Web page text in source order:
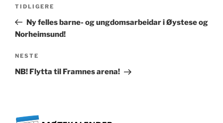
Forrige
innlegg
TIDLIGERE
Ny felles barne- og ungdomsarbeidar i Øystese og
Norheimsund!
Neste
innlegg
NESTE
NB! Flytta til Framnes arena!